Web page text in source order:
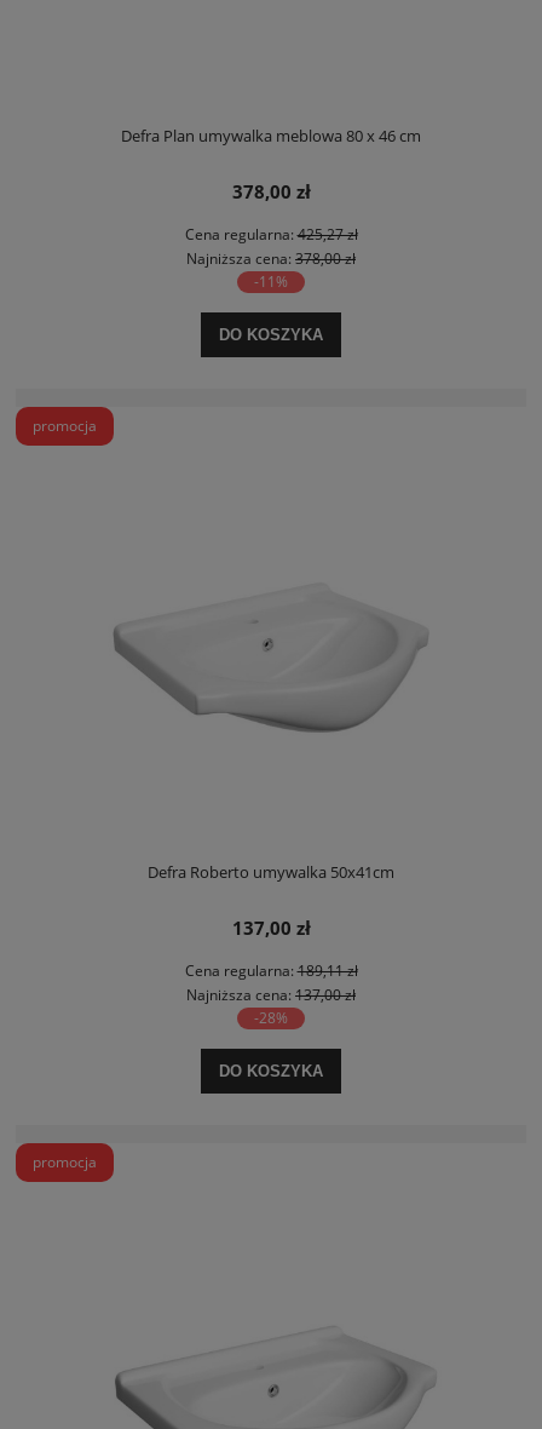
Defra Plan umywalka meblowa 80 x 46 cm
378,00 zł
Cena regularna:425,27 zł
Najniższa cena: 378,00 zł
-11%
DO KOSZYKA
Defra Roberto umywalka 50x41cm
137,00 zł
Cena regularna:189,11 zł
Najniższa cena: 137,00 zł
-28%
DO KOSZYKA
promocja
promocja